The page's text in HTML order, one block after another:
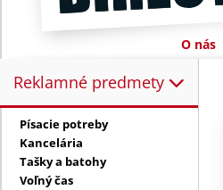
O nás
Reklamné predmety
Reklamné predmety:
Písacie potreby
Kancelária
Tašky a batohy
Voľný čas